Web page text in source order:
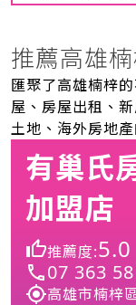
推薦高雄
匯聚了高雄楠梓
屋、房屋出租、
土地、海外房地
有巢氏
加盟店
推薦度:5.0
07 363
高雄市楠梓